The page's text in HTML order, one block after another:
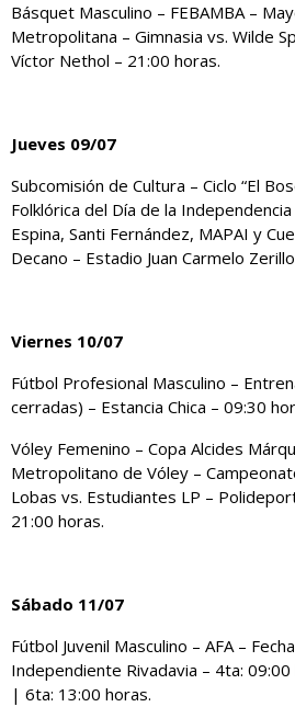
Básquet Masculino – FEBAMBA –
Metropolitana – Gimnasia vs. Wilde
Víctor Nethol – 21:00 horas.
Jueves 09/07
Subcomisión de Cultura – Ciclo “El
Folklórica del Día de la
Espina, Santi Fernández, MAPAI y
Decano – Estadio Juan Carmelo
Viernes 10/07
Fútbol Profesional Masculino –
cerradas) – Estancia Chica – 09:30
Vóley Femenino – Copa Alcides
Metropolitano de Vóley –
Lobas vs. Estudiantes LP –
21:00 horas.
Sábado 11/07
Fútbol Juvenil Masculino – AFA –
Independiente Rivadavia – 4ta:
| 6ta: 13:00 horas.